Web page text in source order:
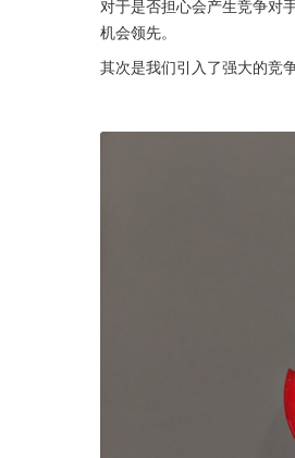
对于是否担心会产生竞争对
机会领先。
其次是我们引入了强大的竞